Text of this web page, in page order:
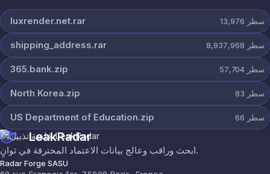
luxrender.net.rar 13,976 سطر
shipping_address.rar 8,937,968 سطر
365.bank.zip 57,704 سطر
North Korea.zip 83 سطر
US Department of Education.zip 66 سطر
LeakRadar
ابحث وراقب وعالج بيانات الاعتماد المخترقة في ثوانٍ.
Radar Forge SASU